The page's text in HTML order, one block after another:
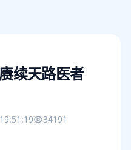
续天路医者
34191